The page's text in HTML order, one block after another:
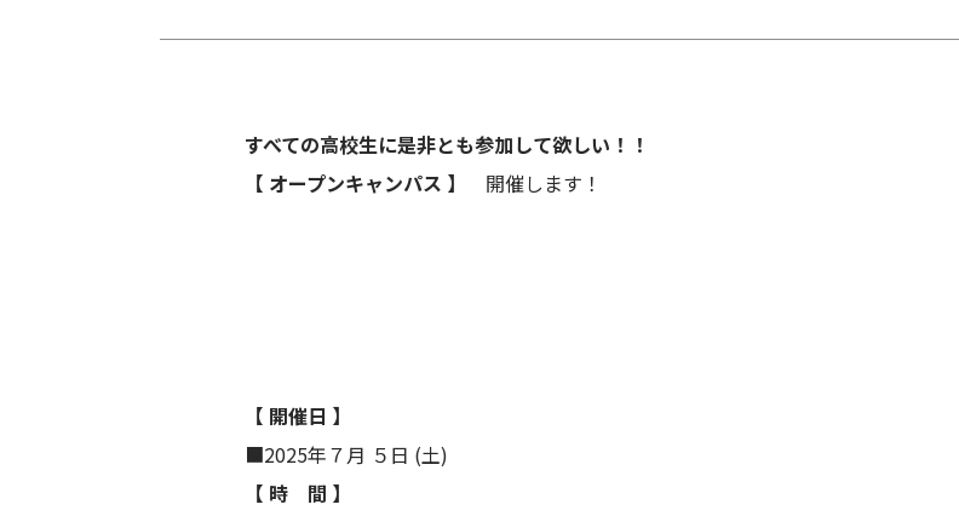
すべての高校生に是非とも参加して欲しい！！
【 オープンキャンパス 】
開催します！
【 開催日 】
■2025年７月 ５日 (土)
【 時 間 】